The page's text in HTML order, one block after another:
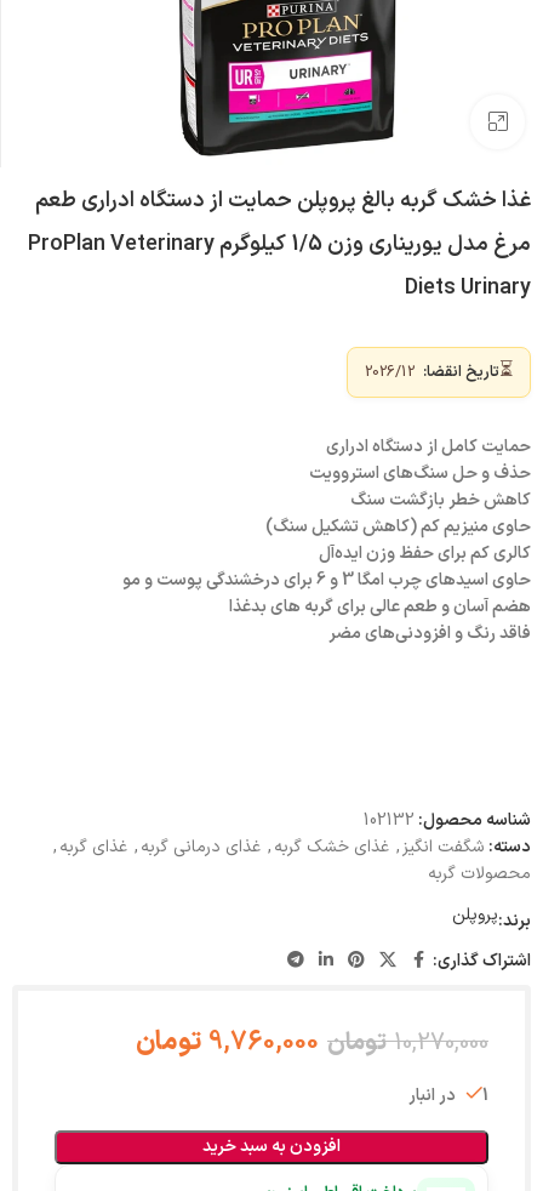
بزرگنمایی تصویر
غذا خشک گربه بالغ پروپلن حمایت از دستگاه ادراری طعم
مرغ مدل یوریناری وزن 1/5 کیلوگرم ProPlan Veterinary
Diets Urinary
⏳تاریخ انقضا:
حمایت کامل از دستگاه ادراری
حذف و حل سنگ‌های استروویت
کاهش خطر بازگشت سنگ
حاوی منیزیم کم (کاهش تشکیل سنگ)
کالری کم برای حفظ وزن ایده‌آل
حاوی اسیدهای چرب امگا 3 و 6 برای درخشندگی پوست و مو
هضم آسان و طعم عالی برای گربه های بدغذا
فاقد رنگ و افزودنی‌های مضر
شناسه محصول: 102132
دسته: شگفت انگیز, غذای خشک گربه, غذای درمانی گربه, غذای گربه,
محصولات گربه
برند:پروپلن
اشتراک گذاری:
10,270,000 تومان 9,760,000 تومان
1 در انبار
افزودن به سبد خرید